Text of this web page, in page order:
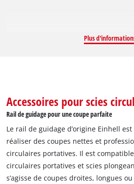
assure la rectitude parfaite des deux
l'utilisateur.
Plus
Accessoires pour scies
Rail de guidage pour une coupe parfaite
Le rail de guidage d’origine Einhell
réaliser des coupes nettes et
circulaires portatives. Il est
circulaires portatives et scies
s’agisse de coupes droites, longues